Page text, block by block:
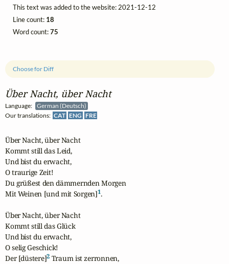
Über Nacht, über Nacht
Language:
German (Deutsch)
Our translations: CAT ENG FRE
Choose for Diff
Über Nacht, über Nacht
Kommt still das Leid,
Und bist du erwacht,
O traurige Zeit!
Du grüßest den dämmernden Morgen
Mit Weinen [und mit Sorgen]1.
Über Nacht, über Nacht
Kommt still das Glück
Und bist du erwacht,
O selig Geschick!
Der [düstere]2 Traum ist zerronnen,
This text was added to the website: 2021-12-12
Line count: 18
Word count:75